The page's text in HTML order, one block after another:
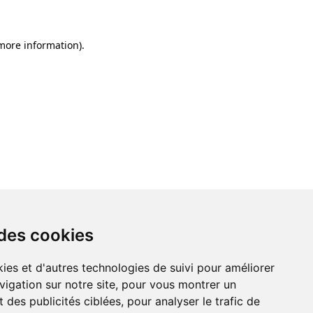
cookies
et d'autres technologies de suivi pour améliorer
sur notre site, pour vous montrer un
des publicités ciblées, pour analyser le trafic de
information).